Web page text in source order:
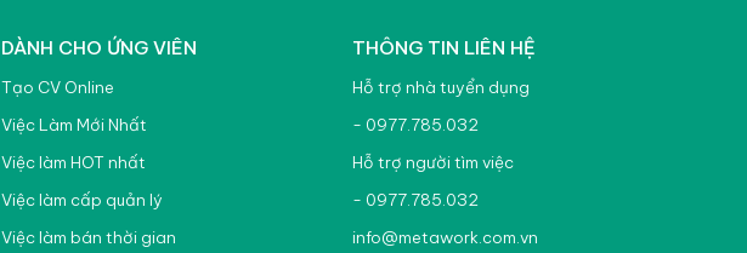
DÀNH CHO ỨNG VIÊN
Tạo CV Online
Việc Làm Mới Nhất
Việc làm HOT nhất
Việc làm cấp quản lý
Việc làm bán thời gian
THÔNG TIN LIÊN HỆ
Hỗ trợ nhà tuyển dụng
- 0977.785.032
Hỗ trợ người tìm việc
- 0977.785.032
info@metawork.com.vn